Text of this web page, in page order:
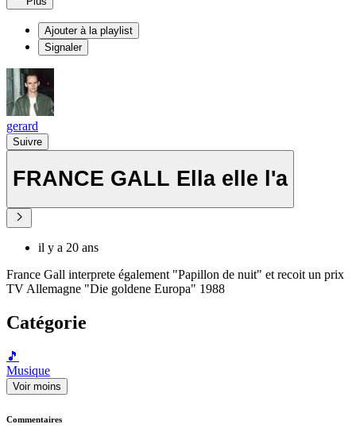
Ajouter à la playlist
Signaler
gerard
Suivre
FRANCE GALL Ella elle l'a
il y a 20 ans
France Gall interprete également "Papillon de nuit" et recoit un prix
TV Allemagne "Die goldene Europa" 1988
Catégorie
🎵
Musique
Voir moins
Commentaires